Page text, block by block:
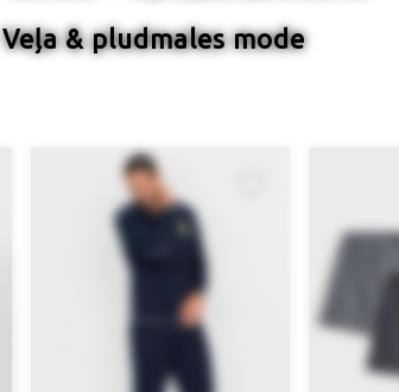
Veļa & pludmales mode